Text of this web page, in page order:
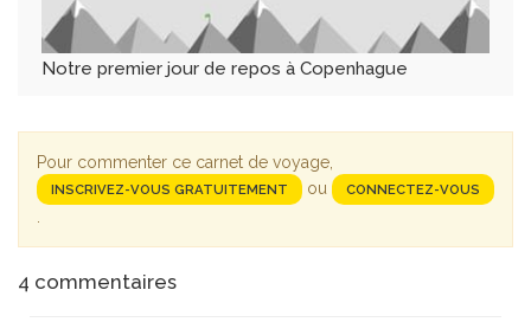
Notre premier jour de repos à Copenhague
Pour commenter ce carnet de voyage,
INSCRIVEZ-VOUS GRATUITEMENT ou CONNECTEZ-VOUS
.
4 commentaires